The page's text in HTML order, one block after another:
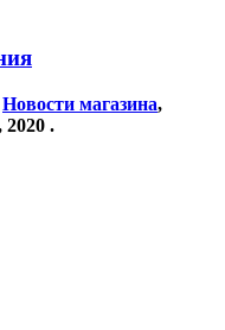
Новости магазина,
2020 .